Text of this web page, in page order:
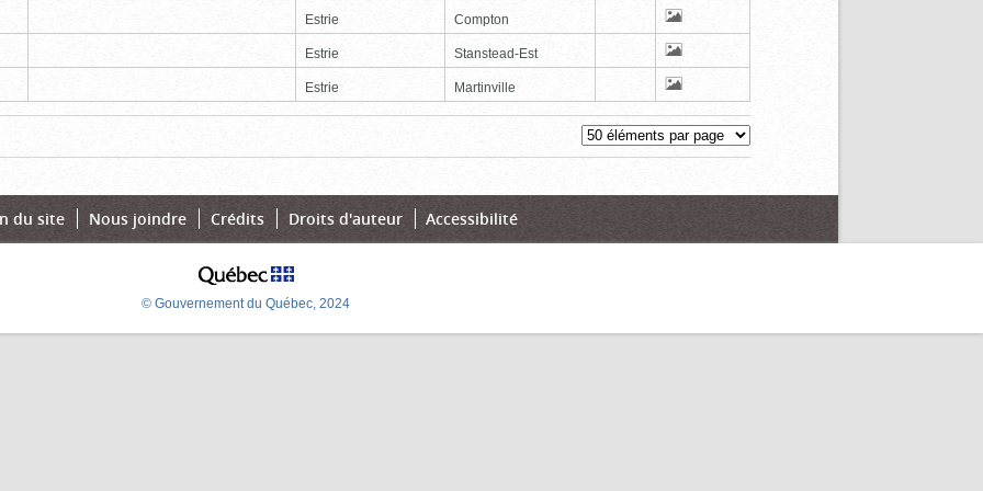
Estrie Compton
Estrie Stanstead-Est
Estrie Martinville
du site Nous joindre Crédits Droits d'auteur Accessibilité
© Gouvernement du Québec, 2024